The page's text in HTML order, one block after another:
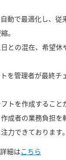
動で最適化し、従
。
との混在、希望休
を管理者が最終チ
トを作成すること
成者の業務負担を
力できております。
細はこちら